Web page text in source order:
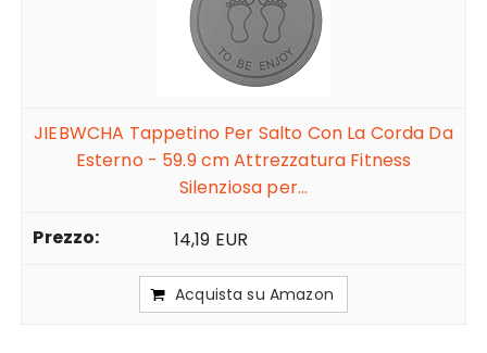
JIEBWCHA Tappetino Per Salto Con La Corda Da
Esterno - 59.9 cm Attrezzatura Fitness
Silenziosa per...
14,19 EUR
Acquista su Amazon